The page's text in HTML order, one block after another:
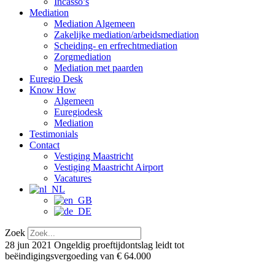
Mediation
Mediation Algemeen
Zakelijke mediation/arbeidsmediation
Scheiding- en erfrechtmediation
Zorgmediation
Mediation met paarden
Euregio Desk
Know How
Algemeen
Euregiodesk
Mediation
Testimonials
Contact
Vestiging Maastricht
Vestiging Maastricht Airport
Vacatures
Zoek
28 jun 2021 Ongeldig proeftijdontslag leidt tot
beëindigingsvergoeding van € 64.000